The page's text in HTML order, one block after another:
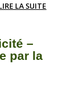
LA SUITE
–
par la